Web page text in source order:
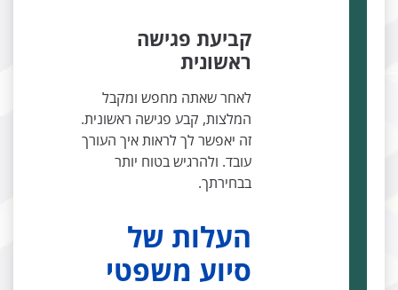
קביעת פגישה
ראשונית
לאחר שאתה מחפש ומקבל
המלצות, קבע פגישה ראשונית.
זה יאפשר לך לראות איך העורך
עובד. ולהרגיש בטוח יותר
בבחירתך.
העלות של
סיוע משפטי